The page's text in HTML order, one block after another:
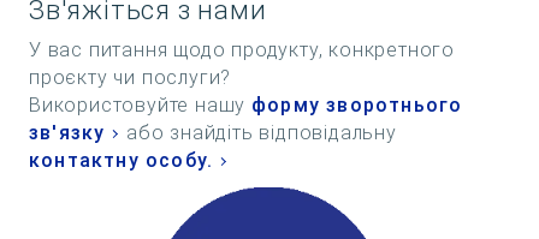
Зв'яжіться з нами
У вас питання щодо продукту, конкретного
проєкту чи послуги?
Використовуйте нашу форму зворотнього
зв'язку
або знайдіть відповідальну
контактну особу.